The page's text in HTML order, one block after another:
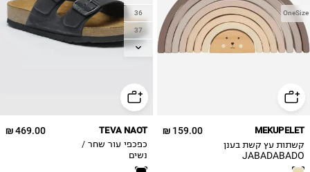
OneSize
159.00 ₪ MEKUPELET
קשתות עץ קשת בענן
JABADABADO
36
37
38
41
42
469.00 ₪ TEVA NAOT
כפכפי עור שחר /
נשים